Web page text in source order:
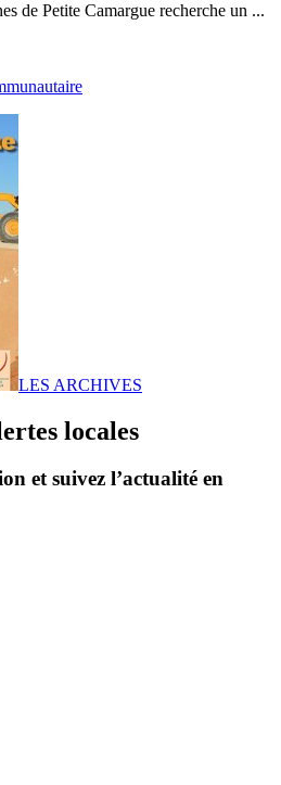
de Petite Camargue recherche un ...
LES ARCHIVES
locales
et suivez l’actualité en